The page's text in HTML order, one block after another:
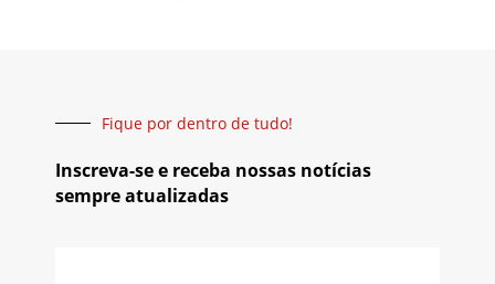
Fique por dentro de tudo!
Inscreva-se e receba nossas notícias
sempre atualizadas